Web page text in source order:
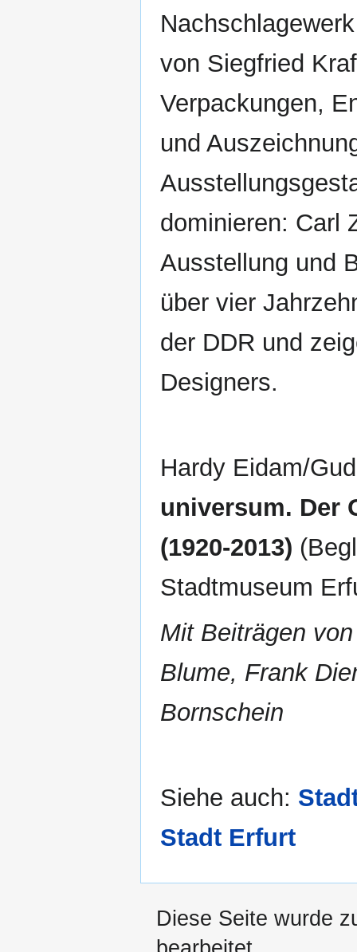
von Siegfried
Verpackungen,
und
dominieren: Carl
Ausstellung und
über vier
der DDR und
Designers.
Hardy Eidam/
universum. Der
(1920-2013)
Stadtmuseum
Mit Beiträgen
Blume, Frank
Bornschein
Siehe auch:
Stadt Erfurt
Diese Seite wurde